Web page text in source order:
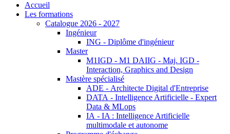
Accueil
Les formations
Catalogue 2026 - 2027
Ingénieur
ING - Diplôme d'ingénieur
Master
M1IGD - M1 DAIIG - Maj. IGD -
Interaction, Graphics and Design
Mastère spécialisé
ADE - Architecte Digital d'Entreprise
DATA - Intelligence Artificielle - Expert
Data & MLops
IA - IA : Intelligence Artificielle
multimodale et autonome